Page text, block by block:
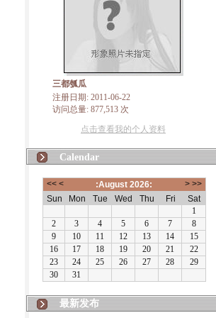
三都瓠瓜
注册日期: 2011-06-22
访问总量: 877,513 次
点击查看我的个人资料
Calendar
最新发布